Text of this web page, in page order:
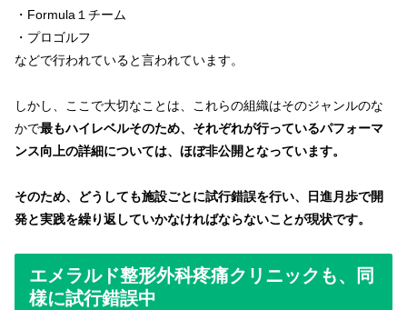
・Formula１チーム
・プロゴルフ
などで行われていると言われています。
しかし、ここで大切なことは、これらの組織はそのジャンルのな
かで最もハイレベルそのため、それぞれが行っているパフォーマ
ンス向上の詳細については、 ほぼ非公開 となっています。
そのため、
どうしても施設ごとに試行錯誤を行い、日進月歩で開
発と実践を繰り返していかなければならないことが現状です。
エメラルド整形外科疼痛クリニックも、同
様に試行錯誤中